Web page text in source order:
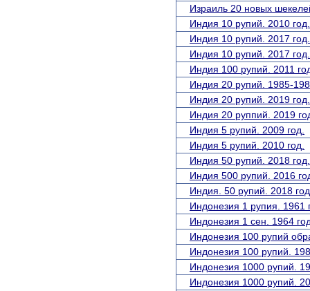
Израиль 20 новых
Индия 10 рупий. 2010 год.
Индия 10 рупий. 2017 год.
Индия 10 рупий. 2017 год.
Индия 100 рупий. 2011
Индия 20 рупий. 1985-
Индия 20 рупий. 2019 год.
Индия 20 руппий. 2019
Индия 5 рупий. 2009 год.
Индия 5 рупий. 2010 год.
Индия 50 рупий. 2018
Индия 500 рупий. 2016
Индия. 50 рупий. 2018
Индонезия 1 рупия. 1961
Индонезия 1 сен. 1964
Индонезия 100 рупий
Индонезия 100 рупий.
Индонезия 1000 рупий.
Индонезия 1000 рупий.